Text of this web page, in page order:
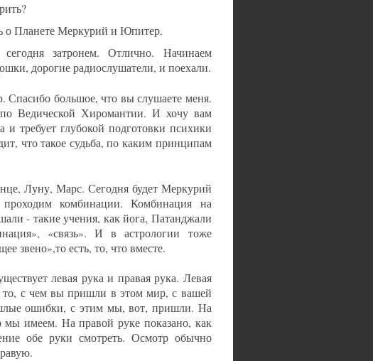
о Планете Меркурий и Юпитер.
затронем. Отлично. Начинаем
дорогие радиослушатели, и поехали.
Спасибо большое, что вы слушаете меня.
Ведической Хиромантии. И хочу вам
и требует глубокой подготовки психики
что такое судьба, по каким принципам
Луну, Марс. Сегодня будет Меркурий
комбинации. Комбинация на
- такие учения, как йога, Патанджали
«связь». И в астрологии тоже
звено»,то есть, то, что вместе.
левая рука и правая рука. Левая
то, с чем вы пришли в этом мир, с вашей
ошибки, с этим мы, вот, пришли. На
мы имеем. На правой руке показано, как
обе руки смотреть. Осмотр обычно